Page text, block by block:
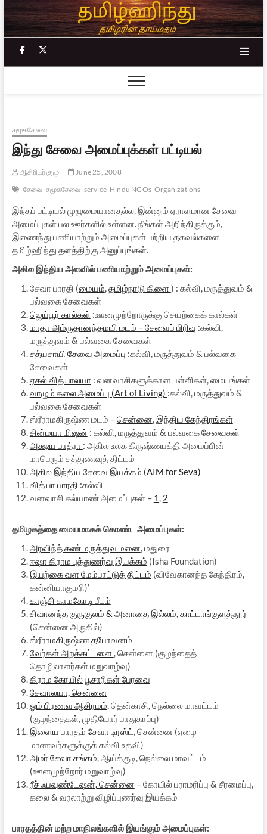
Skip
to
content
facebook
சமூகசேவை
இந்து சேவை அமைப்புக்கள் பட்டியல்
ஆசிரியர் குழு
June 25, 2008
சேவை சமூகசேவை service Hindu NGOs Organizations
இந்தப் பட்டியல் முழுமையானதல்ல. இன்னும் ஏராளமான சேவை
அமைப்புகள் பல ஊர்களில் உள்ளன. நீங்கள் அறிந்திருக்கும்,
இணைந்து பணியாற்றும் அமைப்புகள் பற்றிய தகவல்களை
தமிழ்ஹிந்து தளத்திற்கு அனுப்புங்கள்.
அகில இந்திய அளவில் பணியாற்றும் அமைப்புகள்:
சேவா பாரதி (மையம்,தமிழ்நாடு கிளை) : கல்வி, மருத்துவம் &
பல்வகை சேவைகள்
ஜெய்பூர் கால்கள்:ஊனமுற்றோருக்கு செயற்கைக் கால்கள்
மாதா அம்ருதானந்தமயி மடம் – சேவைப் பிரிவு :கல்வி,
மருத்துவம் & பல்வகை சேவைகள்
சத்யசாயி சேவை அமைப்பு :கல்வி, மருத்துவம் & பல்வகை
சேவைகள்
ஏகல் வித்யாலயா : வனவாசிகளுக்கான பள்ளிகள், மையங்கள்
வாழும் கலை அமைப்பு (Art of Living) :கல்வி, மருத்துவம் &
பல்வகை சேவைகள்
ஸ்ரீராமகிருஷ்ண மடம் –சென்னை, இந்திய கேந்திரங்கள்
சின்மயா மிஷன் : கல்வி, மருத்துவம் & பல்வகை சேவைகள்
அக்ஷய பாத்ரா : அகில உலக கிருஷ்ணபக்தி அமைப்பின்
மாபெரும் சத்துணவுத் திட்டம்
அகில இந்திய சேவை இயக்கம் (AIM for Seva)
வித்யா பாரதி :கல்வி
வனவாசி கல்யாண் அமைப்புகள் – 1 , 2
தமிழகத்தை மையமாகக் கொண்ட அமைப்புகள்:
அரவிந்த் கண் மருத்துவ மனை, மதுரை
ஈஷா கிராம புத்துணர்வு இயக்கம் (Isha Foundation)
இயற்கை வள மேம்பாட்டுத் திட்டம் (விவேகானந்த கேந்திரம்,
கன்னியாகுமரி)’
காஞ்சி காமகோடி பீடம்
சிவானந்த குருகுலம் & அனாதை இல்லம், காட்டாங்குளத்தூர்
(சென்னை அருகில்)
ஸ்ரீராமகிருஷ்ண தபோவனம்
வேர்கள் அறக்கட்டளை , சென்னை (குழந்தைத்
தொழிலாளர்கள் மறுவாழ்வு)
கிராம கோயில் பூசாரிகள் பேரவை
சேவாலயா, சென்னை
ஓம் பிரணவ ஆசிரமம், தென்காசி, நெல்லை மாவட்டம்
(குழந்தைகள், முதியோர் பாதுகாப்பு)
இளைய பாரதம் சேவா டிரஸ்ட் , சென்னை (ஏழை
மாணவர்களுக்குக் கல்வி உதவி)
அமர் சேவா சங்கம், ஆய்க்குடி, நெல்லை மாவட்டம்
(ஊனமுற்றோர் மறுவாழ்வு)
ரீச் ஃபவுண்டேஷன், சென்னை – கோயில் பராமரிப்பு & சீரமைப்பு,
கலை & வரலாற்று விழிப்புணர்வு இயக்கம்
பாரதத்தின் மற்ற மாநிலங்களில் இயங்கும் அமைப்புகள்: